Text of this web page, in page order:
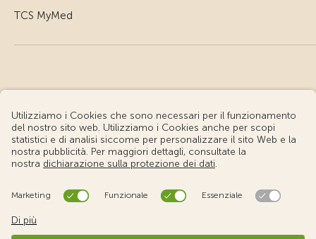
TCS MyMed
© Touring Club Svizzero
Condizioni d'uso – Informazioni giuridiche